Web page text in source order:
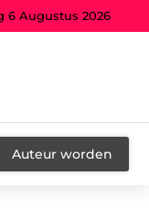
6 Augustus 2026
Auteur worden